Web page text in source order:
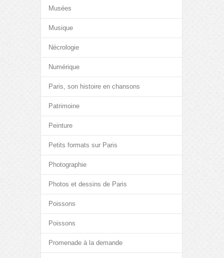
Musées
Musique
Nécrologie
Numérique
Paris, son histoire en chansons
Patrimoine
Peinture
Petits formats sur Paris
Photographie
Photos et dessins de Paris
Poissons
Poissons
Promenade à la demande